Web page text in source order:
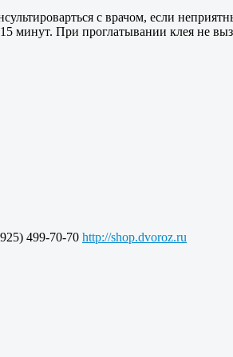
с врачом, если
минут. При проглатывании клея не
499-70-70 http://shop.dvoroz.ru